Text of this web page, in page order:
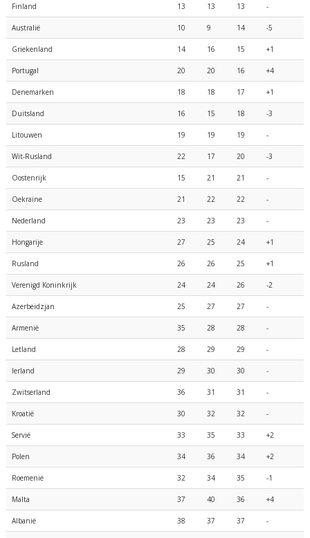
Finland 13 13 13 -
Australië 10 9 14 -5
Griekenland 14 16 15 +1
Portugal 20 20 16 +4
Denemarken 18 18 17 +1
Duitsland 16 15 18 -3
Litouwen 19 19 19 -
Wit-Rusland 22 17 20 -3
Oostenrijk 15 21 21 -
Oekraïne 21 22 22 -
Nederland 23 23 23 -
Hongarije 27 25 24 +1
Rusland 26 26 25 +1
Verenigd Koninkrijk 24 24 26 -2
Azerbeidzjan 25 27 27 -
Armenië 35 28 28 -
Letland 28 29 29 -
Ierland 29 30 30 -
Zwitserland 36 31 31 -
Kroatië 30 32 32 -
Servië 33 35 33 +2
Polen 34 36 34 +2
Roemenië 32 34 35 -1
Malta 37 40 36 +4
Albanië 38 37 37 -